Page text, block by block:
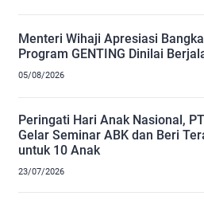
Menteri Wihaji Apresiasi
Program GENTING Dinilai
05/08/2026
Peringati Hari Anak Nasional,
Gelar Seminar ABK dan Beri
untuk 10 Anak
23/07/2026